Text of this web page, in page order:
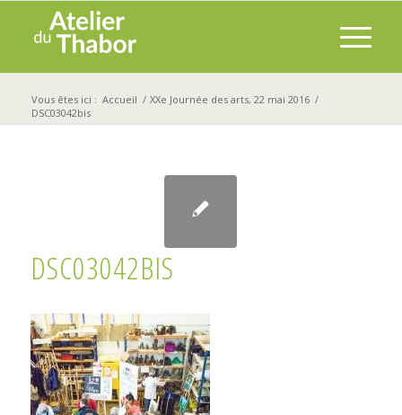
Vous êtes ici : Accueil / XXe Journée des arts, 22 mai 2016 /
DSC03042bis
DSC03042BIS